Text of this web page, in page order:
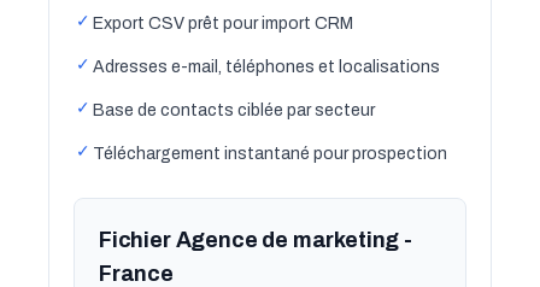
✓ Export CSV prêt pour import CRM
✓ Adresses e-mail, téléphones et localisations
✓ Base de contacts ciblée par secteur
✓ Téléchargement instantané pour prospection
Fichier Agence de marketing -
France